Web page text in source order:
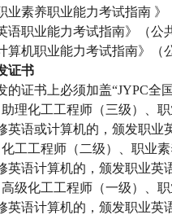
业素养职业能力考试指南 》
语职业能力考试指南》（公
算机职业能力考试指南》（
证书
的证书上必须加盖“JYPC全
助理化工工程师（三级）、
英语或计算机的，颁发职业
化工工程师（二级）、职业
英语计算机的，颁发职业英
高级化工工程师（一级）、
英语计算机的，颁发职业英